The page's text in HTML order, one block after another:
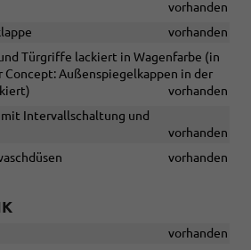
vorhanden
vorhanden
Türgriffe lackiert in Wagenfarbe (in
Außenspiegelkappen in der
vorhanden
Intervallschaltung und
vorhanden
vorhanden
vorhanden